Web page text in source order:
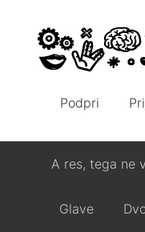
Podpri
A res, tega ne
Glave